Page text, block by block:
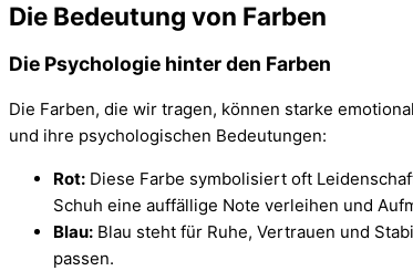
Die Bedeutung von Farben
Die Psychologie hinter den Farben
Die Farben, die wir tragen, können starke
und ihre psychologischen Bedeutungen:
Rot: Diese Farbe symbolisiert oft
Schuh eine auffällige Note verleihen und
Blau: Blau steht für Ruhe, Vertrauen und
passen.